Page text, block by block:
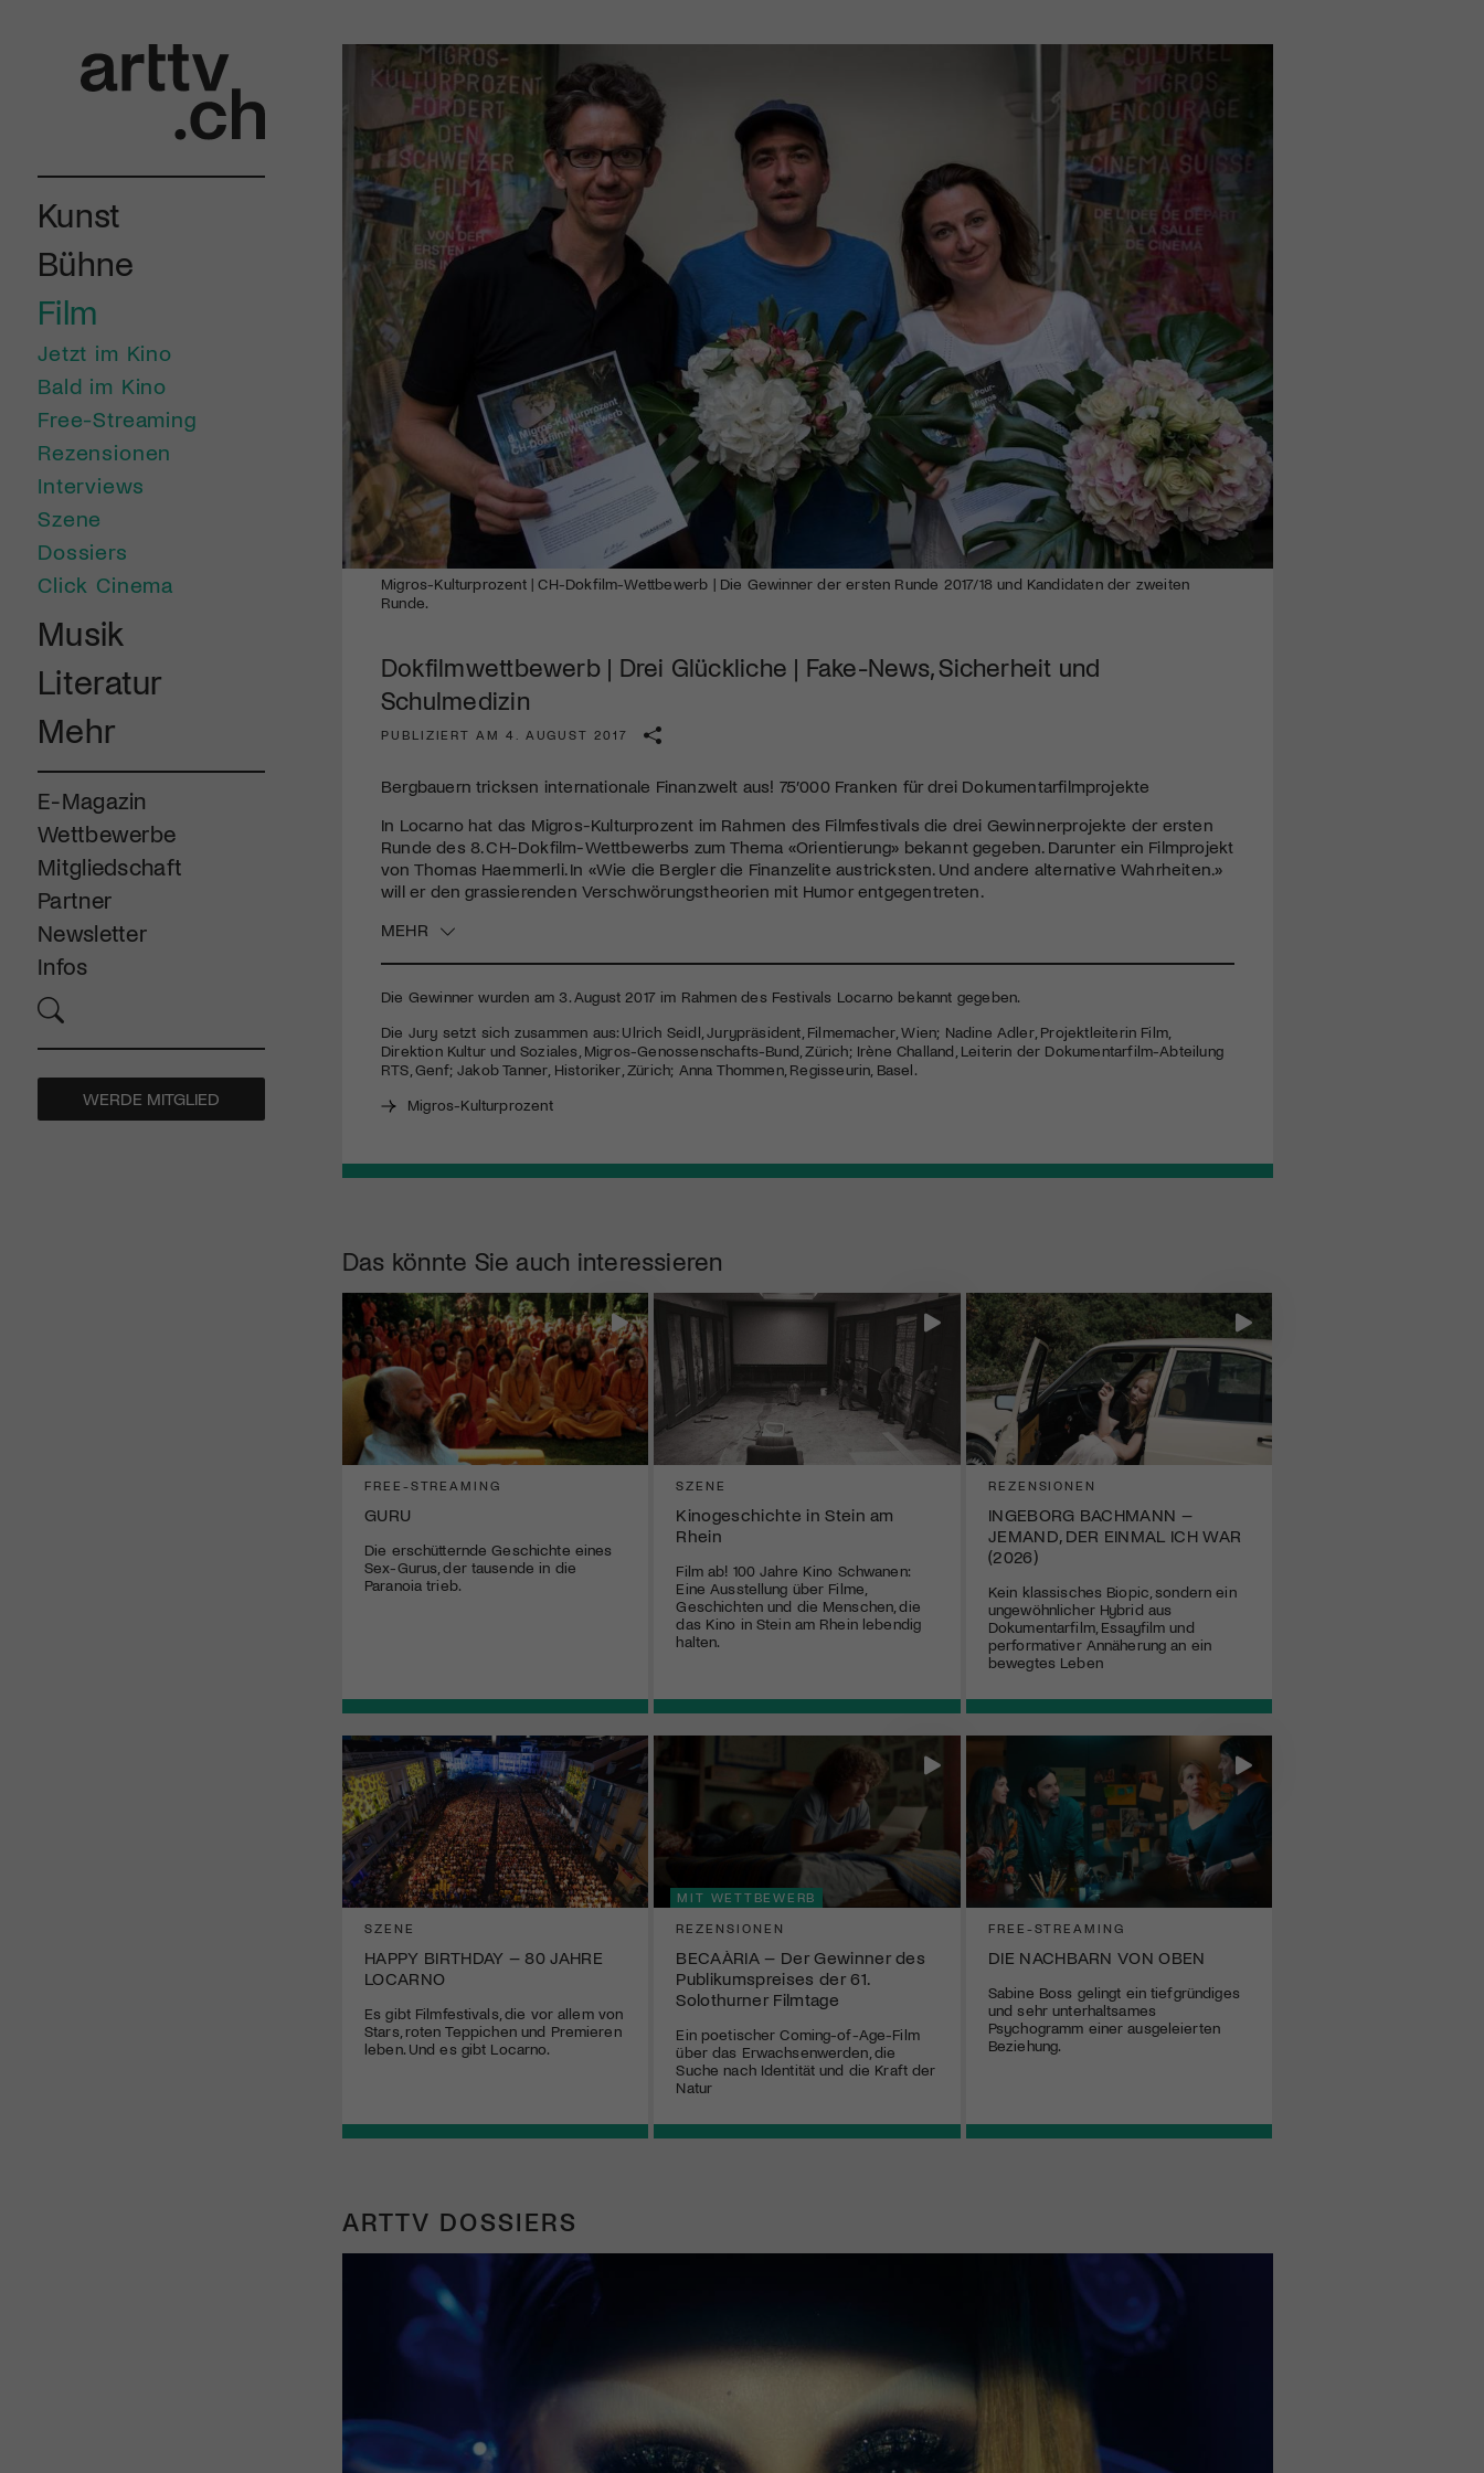
Kunst
Bühne
Film
Jetzt im Kino
Bald im Kino
Free-Streaming
Rezensionen
Interviews
Szene
Dossiers
Click Cinema
Musik
Literatur
Mehr
E-Magazin
Wettbewerbe
Mitgliedschaft
Partner
Newsletter
Infos
WERDE MITGLIED
Migros-Kulturprozent | CH-Dokfilm-Wettbewerb | Die Gewinner der ersten Runde 2017/18 und Kandidaten der zweiten
Runde.
Dokfilmwettbewerb | Drei Glückliche | Fake-News, Sicherheit und
Schulmedizin
PUBLIZIERT AM 4. AUGUST 2017
Bergbauern tricksen internationale Finanzwelt aus! 75’000 Franken für drei Dokumentarfilmprojekte
In Locarno hat das Migros-Kulturprozent im Rahmen des Filmfestivals die drei Gewinnerprojekte der ersten
Runde des 8. CH-Dokfilm-Wettbewerbs zum Thema «Orientierung» bekannt gegeben. Darunter ein Filmprojekt
von Thomas Haemmerli. In «Wie die Bergler die Finanzelite austricksten. Und andere alternative Wahrheiten.»
will er den grassierenden Verschwörungstheorien mit Humor entgegentreten.
MEHR
Die Gewinner wurden am 3. August 2017 im Rahmen des Festivals Locarno bekannt gegeben.
Die Jury setzt sich zusammen aus: Ulrich Seidl, Jurypräsident, Filmemacher, Wien; Nadine Adler, Projektleiterin Film,
Direktion Kultur und Soziales, Migros-Genossenschafts-Bund, Zürich; Irène Challand, Leiterin der Dokumentarfilm-Abteilung
RTS , Genf; Jakob Tanner, Historiker, Zürich; Anna Thommen, Regisseurin, Basel.
Migros-Kulturprozent
Das könnte Sie auch interessieren
FREE-STREAMING
GURU
Die erschütternde Geschichte eines
Sex-Gurus, der tausende in die
Paranoia trieb.
SZENE
Kinogeschichte in Stein am
Rhein
Film ab! 100 Jahre Kino Schwanen:
Eine Ausstellung über Filme,
Geschichten und die Menschen, die
das Kino in Stein am Rhein lebendig
halten.
REZENSIONEN
INGEBORG BACHMANN –
JEMAND, DER EINMAL ICH WAR
(2026)
Kein klassisches Biopic, sondern ein
ungewöhnlicher Hybrid aus
Dokumentarfilm, Essayfilm und
performativer Annäherung an ein
bewegtes Leben
SZENE
HAPPY BIRTHDAY – 80 JAHRE
LOCARNO
Es gibt Filmfestivals, die vor allem von
Stars, roten Teppichen und Premieren
leben. Und es gibt Locarno.
MIT WETTBEWERB
REZENSIONEN
BECAÀRIA – Der Gewinner des
Publikumspreises der 61.
Solothurner Filmtage
Ein poetischer Coming-of-Age-Film
über das Erwachsenwerden, die
Suche nach Identität und die Kraft der
Natur
FREE-STREAMING
DIE NACHBARN VON OBEN
Sabine Boss gelingt ein tiefgründiges
und sehr unterhaltsames
Psychogramm einer ausgeleierten
Beziehung.
ARTTV DOSSIERS
Mach mit: «Be Part of the Art»!
Engagiere dich als Kulturliebhaber:in, Kulturschaffende(r) oder
Kulturinstitution und unterstütze unsere Arbeit.
Mit deiner Mitgliedschaft erhältst du kostenlosen Zugang zu
diversen Kulturevents.